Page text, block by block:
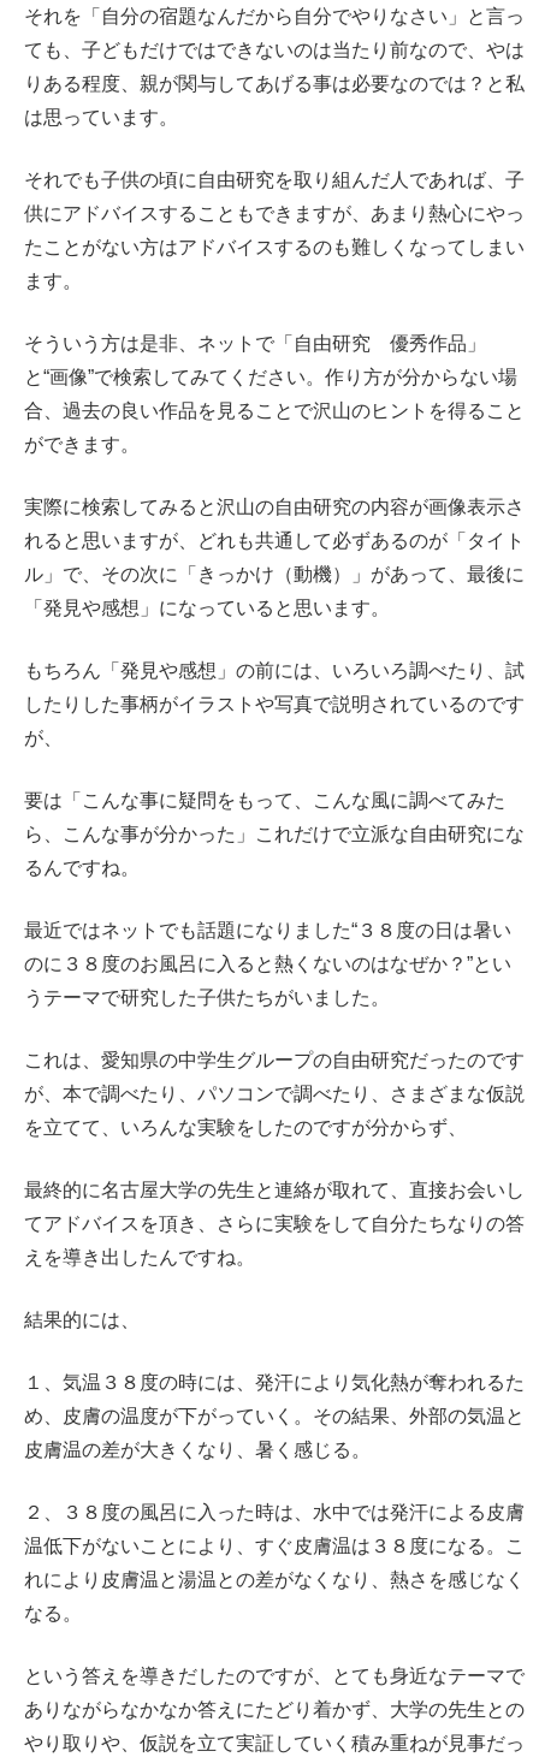
それを「自分の宿題なんだから自分でやりなさい」と言っ
ても、子どもだけではできないのは当たり前なので、やは
りある程度、親が関与してあげる事は必要なのでは？と私
は思っています。
それでも子供の頃に自由研究を取り組んだ人であれば、子
供にアドバイスすることもできますが、あまり熱心にやっ
たことがない方はアドバイスするのも難しくなってしまい
ます。
そういう方は是非、ネットで「自由研究 優秀作品」
と“画像”で検索してみてください。作り方が分からない場
合、過去の良い作品を見ることで沢山のヒントを得ること
ができます。
実際に検索してみると沢山の自由研究の内容が画像表示さ
れると思いますが、どれも共通して必ずあるのが「タイト
ル」で、その次に「きっかけ（動機）」があって、最後に
「発見や感想」になっていると思います。
もちろん「発見や感想」の前には、いろいろ調べたり、試
したりした事柄がイラストや写真で説明されているのです
が、
要は「こんな事に疑問をもって、こんな風に調べてみた
ら、こんな事が分かった」これだけで立派な自由研究にな
るんですね。
最近ではネットでも話題になりました“３８度の日は暑い
のに３８度のお風呂に入ると熱くないのはなぜか？”とい
うテーマで研究した子供たちがいました。
これは、愛知県の中学生グループの自由研究だったのです
が、本で調べたり、パソコンで調べたり、さまざまな仮説
を立てて、いろんな実験をしたのですが分からず、
最終的に名古屋大学の先生と連絡が取れて、直接お会いし
てアドバイスを頂き、さらに実験をして自分たちなりの答
えを導き出したんですね。
結果的には、
１、気温３８度の時には、発汗により気化熱が奪われるた
め、皮膚の温度が下がっていく。その結果、外部の気温と
皮膚温の差が大きくなり、暑く感じる。
２、３８度の風呂に入った時は、水中では発汗による皮膚
温低下がないことにより、すぐ皮膚温は３８度になる。こ
れにより皮膚温と湯温との差がなくなり、熱さを感じなく
なる。
という答えを導きだしたのですが、とても身近なテーマで
ありながらなかなか答えにたどり着かず、大学の先生との
やり取りや、仮説を立て実証していく積み重ねが見事だっ